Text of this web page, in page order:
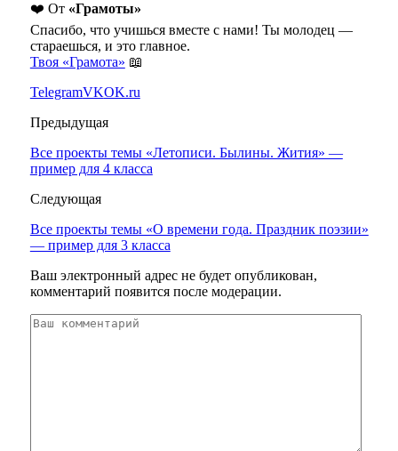
❤️ От «Грамоты»
Спасибо, что учишься вместе с нами! Ты молодец —
стараешься, и это главное.
Твоя «Грамота» 📖
TelegramVKOK.ru
Предыдущая
Все проекты темы «Летописи. Былины. Жития» —
пример для 4 класса
Следующая
Все проекты темы «О времени года. Праздник поэзии»
— пример для 3 класса
Ваш электронный адрес не будет опубликован,
комментарий появится после модерации.